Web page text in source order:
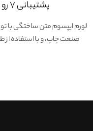
پشتیبانی ۷ روز هفته
لورم ایپسوم متن ساختگی با
صنعت چاپ، و با استفاده از